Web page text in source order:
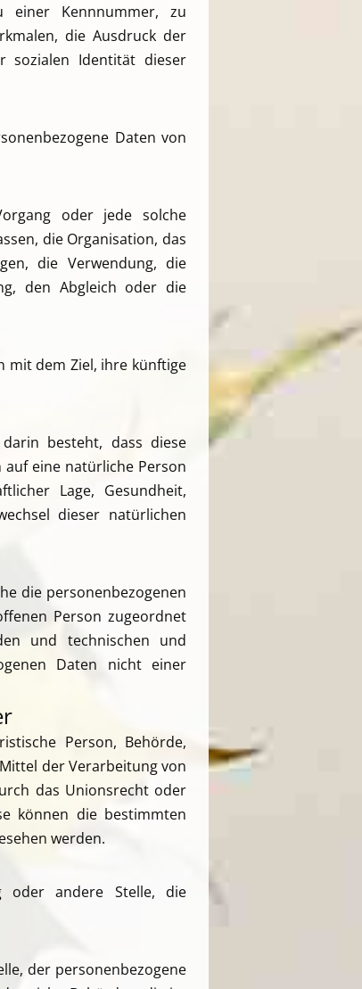
einer Kennnummer, zu
die Ausdruck der
sozialen Identität dieser
Daten von
oder jede solche
die Organisation, das
die Verwendung, die
den Abgleich oder die
mit dem Ziel, ihre künftige
besteht, dass diese
eine natürliche Person
Lage, Gesundheit,
dieser natürlichen
die personenbezogenen
Person zugeordnet
und technischen und
Daten nicht einer
Person, Behörde,
der Verarbeitung von
das Unionsrecht oder
können die bestimmten
werden.
oder andere Stelle, die
der personenbezogene